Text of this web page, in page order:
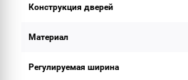
Конструкция дверей
Материал
Регулируемая ширина